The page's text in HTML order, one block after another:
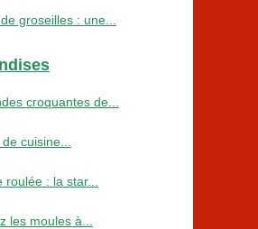
groseilles : une...
croquantes de...
cuisine...
roulée : la star...
les moules à...